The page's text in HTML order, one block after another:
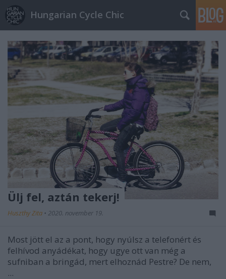
Hungarian Cycle Chic
Ülj fel, aztán tekerj!
Huszthy Zita • 2020. november 19.
Most jött el az a pont, hogy nyúlsz a telefonért és
felhívod anyádékat, hogy ugye ott van még a
sufniban a bringád, mert elhoznád Pestre? De nem,
...